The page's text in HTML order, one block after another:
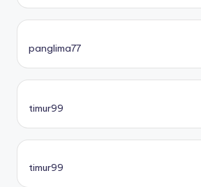
panglima77
timur99
timur99